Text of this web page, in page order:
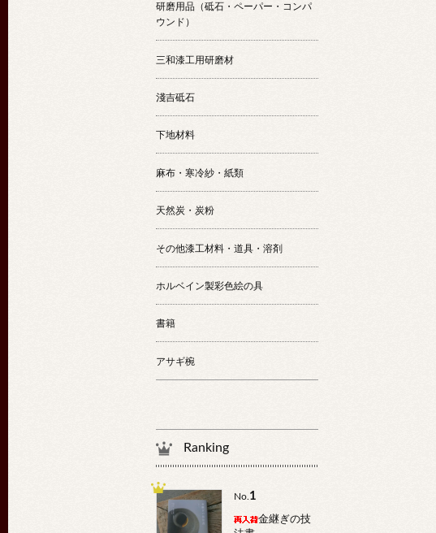
研磨用品（砥石・ペーパー・コンパ
ウンド）
三和漆工用研磨材
淺吉砥石
下地材料
麻布・寒冷紗・紙類
天然炭・炭粉
その他漆工材料・道具・溶剤
ホルベイン製彩色絵の具
書籍
アサギ椀
Ranking
No.1
金継ぎの技